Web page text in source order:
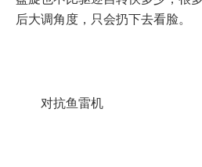
后大调角度，只会扔下去看脸。
对抗鱼雷机